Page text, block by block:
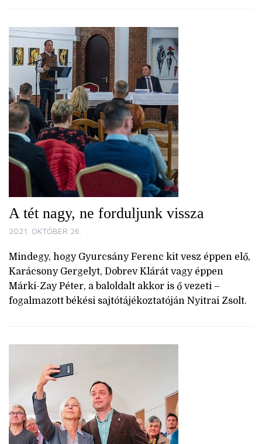
A tét nagy, ne forduljunk vissza
2021. OKTÓBER 26.
Mindegy, hogy Gyurcsány Ferenc kit vesz éppen elő,
Karácsony Gergelyt, Dobrev Klárát vagy éppen
Márki-Zay Péter, a baloldalt akkor is ő vezeti –
fogalmazott békési sajtótájékoztatóján Nyitrai Zsolt.